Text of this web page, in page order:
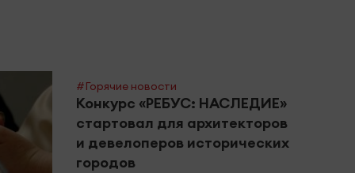
#Горячие новости
Конкурс «РЕБУС: НАСЛЕДИЕ»
стартовал для архитекторов
и девелоперов исторических
городов